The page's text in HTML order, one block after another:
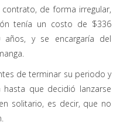
contrato, de forma irregular,
tenía un costo de $336
y se encargaría del
de terminar su periodo y
que decidió lanzarse
solitario, es decir, que no